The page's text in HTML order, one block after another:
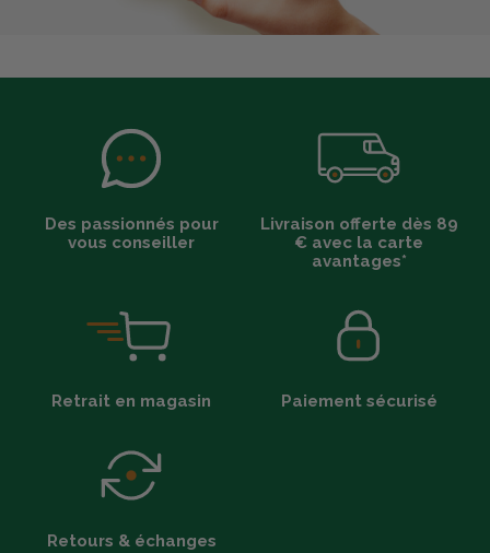
Des passionnés pour
vous conseiller
Livraison offerte dès 89
€ avec la carte
avantages*
Retrait en magasin Paiement sécurisé
Retours & échanges